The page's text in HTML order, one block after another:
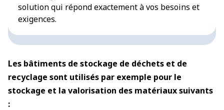
solution qui répond exactement à vos besoins et
exigences.
Les bâtiments de stockage de déchets et de
recyclage sont utilisés par exemple pour le
stockage et la valorisation des matériaux suivants
: